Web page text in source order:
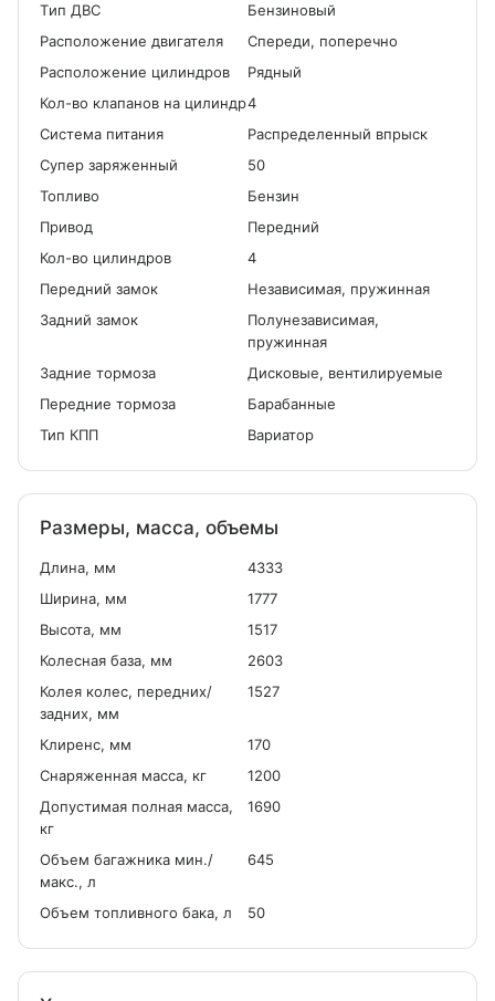
Tип ДВС
Бензиновый
Расположение двигателя
Спереди, поперечно
Расположение цилиндров
Рядный
Кол-во клапанов на цилиндр4
Система питания
Распределенный впрыск
Cупер заряженный
50
Топливо
Бензин
Привод
Передний
Кол-во цилиндров
4
Передний замок
Независимая, пружинная
Задний замок
Полунезависимая,
пружинная
Задние тормоза
Дисковые, вентилируемые
Передние тормоза
Барабанные
Тип КПП
Вариатор
Размеры, масса, объемы
Длина, мм
4333
Ширина, мм
1777
Высота, мм
1517
Колесная база, мм
2603
Колея колес, передних/
задних, мм
1527
Клиренс, мм
170
Снаряженная масса, кг
1200
Допустимая полная масса,
кг
1690
Объем багажника мин./
макс., л
645
Объем топливного бака, л 50